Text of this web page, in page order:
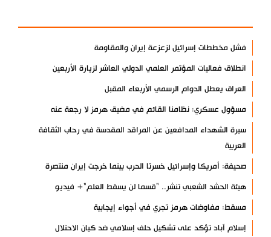
فشل مخططات إسرائيل لزعزعة إيران والمقاومة
انطلاق فعاليات المؤتمر العلمي الدولي العاشر لزيارة الأربعين
العراق يعطل الدوام الرسمي الأربعاء المقبل
مسؤول عسكري: نظامنا القائم في مضيق هرمز لا رجعة عنه
سيرة الشهداء المدافعين عن المراقد المقدسة في رحاب الثقافة
العربية
صحيفة: أمريكا وإسرائيل خسرتا الحرب بينما خرجت إيران منتصرة
هيئة الحشد الشعبي تنشر.. "قسما لن يسقط العلم"+ فيديو
مسقط: مفاوضات هرمز تجري في أجواء إيجابية
إسلام آباد تؤكد على تشكيل حلف إسلامي ضد كيان الاحتلال